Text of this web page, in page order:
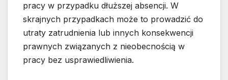
pracy w przypadku dłuższej absencji. W
skrajnych przypadkach może to prowadzić do
utraty zatrudnienia lub innych konsekwencji
prawnych związanych z nieobecnością w
pracy bez usprawiedliwienia.